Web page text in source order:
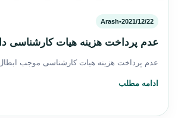
2021/12/22
•
Arash
عدم پرداخت هزینه هیات کارشناسی
عدم پرداخت هزینه هیات کارشناسی موجب
ادامه مطلب